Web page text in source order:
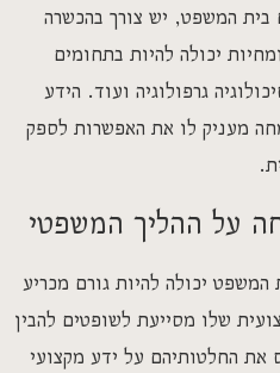
המשפט, יש צורך בהכשרה
יכולה להיות בתחומים
גרפולוגיה ועוד. הידע
מעניק לו את האפשרות לספק
על ההליך המשפטי
יכולה להיות גורם מכריע
שלו מסייעת לשופטים להבין
את החלטותיהם על ידע מקצועי